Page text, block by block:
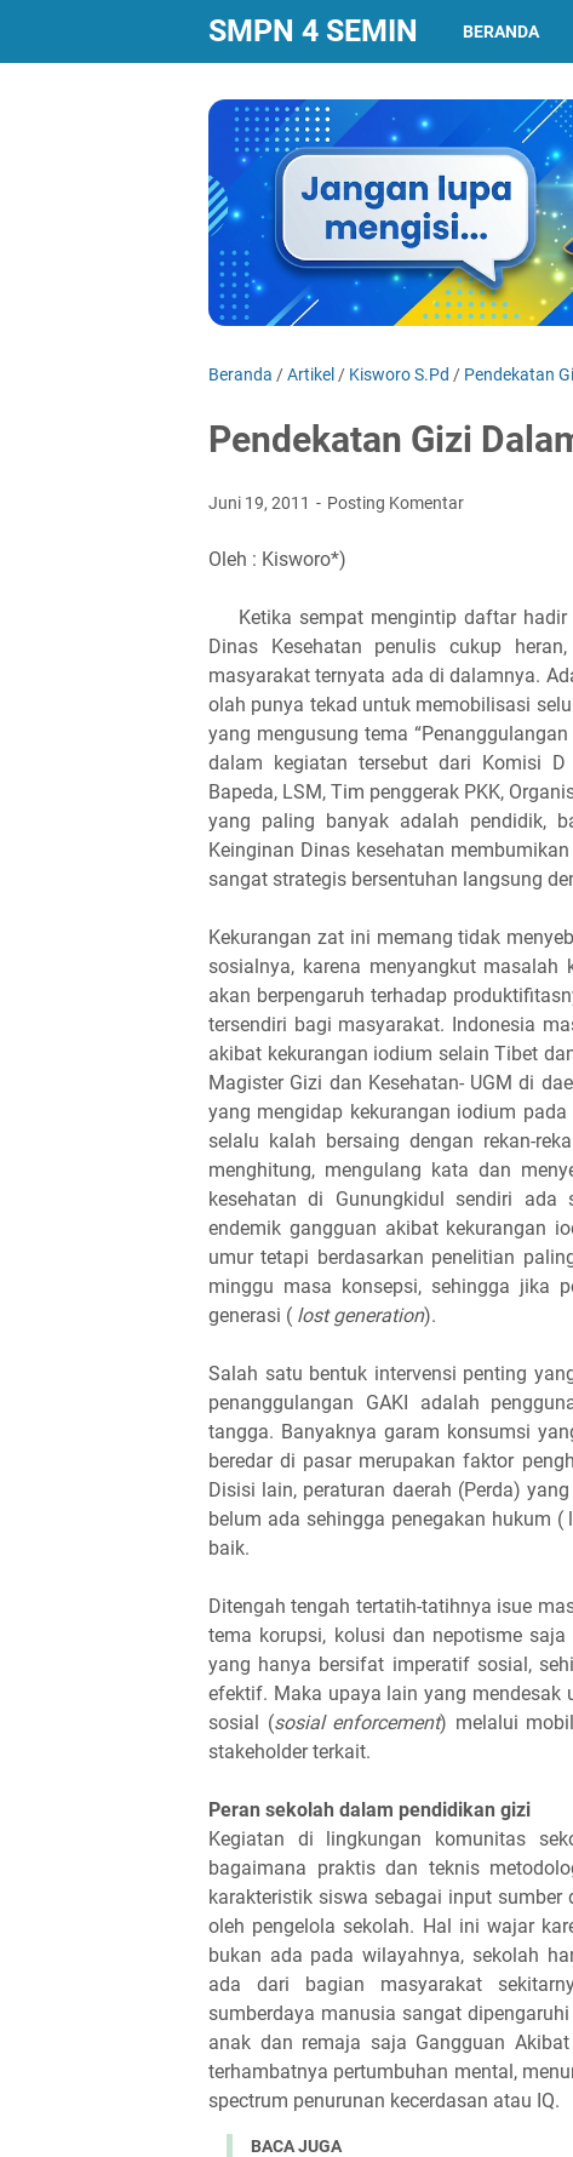
SMPN 4 SEMIN BERANDA
Beranda /Artikel / Kisworo S.Pd / Pendekatan
Pendekatan Gizi
Juni 19, 2011 Posting Komentar
Oleh : Kisworo*)
Ketika sempat mengintip daftar hadir
Dinas Kesehatan penulis cukup
masyarakat ternyata ada di dalamnya.
olah punya tekad untuk memobilisasi
yang mengusung tema
dalam kegiatan tersebut dari Komisi
Bapeda, LSM, Tim penggerak PKK,
yang paling banyak adalah pendidik,
Keinginan Dinas kesehatan
sangat strategis bersentuhan langsung
Kekurangan zat ini memang tidak
sosialnya, karena menyangkut
akan berpengaruh terhadap
tersendiri bagi masyarakat. Indonesia
akibat kekurangan iodium selain Tibet
Magister Gizi dan Kesehatan- UGM di
yang mengidap kekurangan iodium
selalu kalah bersaing dengan rekan-
menghitung, mengulang kata dan
kesehatan di Gunungkidul sendiri
endemik gangguan akibat kekurangan
umur tetapi berdasarkan penelitian
minggu masa konsepsi, sehingga jika
generasi ( lost generation).
Salah satu bentuk intervensi penting
penanggulangan GAKI adalah
tangga. Banyaknya garam konsumsi
beredar di pasar merupakan faktor
Disisi lain, peraturan daerah (Perda)
belum ada sehingga penegakan hukum
baik.
Ditengah tengah tertatih-tatihnya isue
tema korupsi, kolusi dan nepotisme
yang hanya bersifat imperatif sosial,
efektif. Maka upaya lain yang mendesak
sosial (sosial enforcement) melalui
stakeholder terkait.
Peran sekolah dalam pendidikan gizi
Kegiatan di lingkungan komunitas
bagaimana praktis dan teknis
karakteristik siswa sebagai input
oleh pengelola sekolah. Hal ini wajar
bukan ada pada wilayahnya, sekolah
ada dari bagian masyarakat
sumberdaya manusia sangat
anak dan remaja saja Gangguan
terhambatnya pertumbuhan mental,
spectrum penurunan kecerdasan atau IQ.
BACA JUGA